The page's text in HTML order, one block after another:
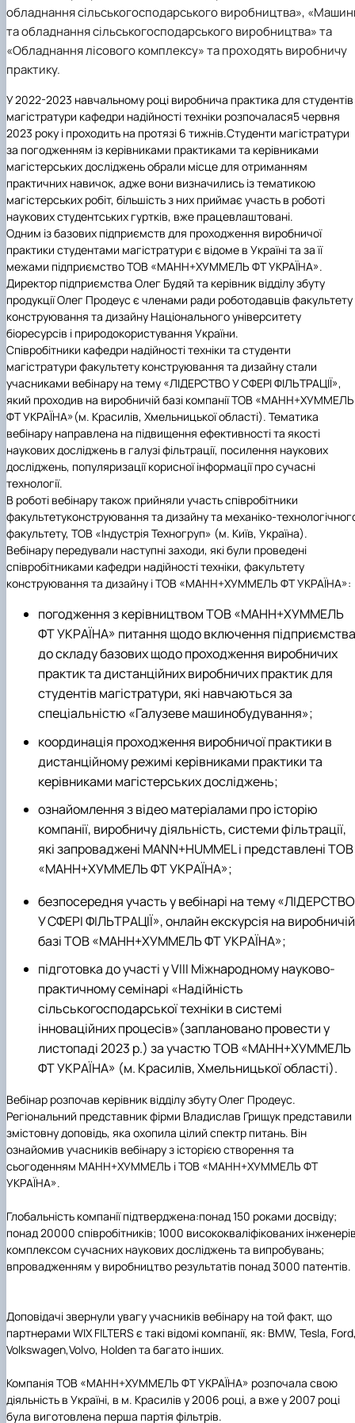
Іноземні мови
Працевлаштування
Їдальні та буфети
Студентські квитки
Центр вивчення мов
Психологічна підтримка
Інклюзивне середовище
Рада молодих вчених
Наукові школи
Методичні рекомендації, пам'ятки
Форми документів
ЦКНО «Агропромисловий комплекс, лісове і
садово-паркове господарство, ветеринарна
Обладнання НУБіП України
Біоетична комісія
Наукові видання
Звіт про проведення НТЗ
Наукові журнали НУБіП України (English)
Пам'ятка про проведення науково-
заходів
Порядок планування та організації
проведення НТЗ
Результати науково-технічних заходів
Монографії
Наука для бізнесу
Каталог наукових послуг
«SEB-2025»
Наглядова рада
Рада роботодавців
Благодійний фонд «Голосіївська ініціатива
Історія університету
Видатні випускники та працівники
Звіт ректора
Пам'яті захисників України
Пресслужба
Університетський кур'єр
Вибори ректора
Програма розвитку університету
ініціатива – 2025»
Доступ до публічної інформації
Державні закупівлі
Офіційна символіка
Антикорупційні заходи
виявлення корупції
Положення про антикорупційного
уповноваженого НУБіП України
Національні нормативно-правові акти
Нормативно-правові акти НУБіП України
Інформаційні ресурси НАЗК
Методичні роз’яснення НАЗК
Антикорупційні заходи
Контактна інформація
обладнання сільськогосподарського виробництва»,
та обладнання сільськогосподарського виробництва» та
«Обладнання лісового комплексу»та проходять виробничу
практику.
У 2022-2023 навчальному році виробнича практика для студентів
магістратури кафедри надійності техніки розпочалася5 червня
2023 року і проходить на протязі 6 тижнів.Студенти магістратури
за погодженням із керівниками практиками та керівниками
магістерських досліджень обрали місце для отриманням
практичних навичок, адже вони визначились із тематикою
магістерських робіт, більшість з них приймає участь в роботі
наукових студентських гуртків, вже працевлаштовані.
Одним із базових підприємств для проходження виробничої
практики студентами магістратури є відоме в Україні та за її
межами підприємствоТОВ «МАНН+ХУММЕЛЬ ФТ УКРАЇНА».
Директор підприємства Олег Будяй та керівник відділу збуту
продукціїОлег Продеус є членами ради роботодавців факультету
конструювання та дизайну Національного університету
біоресурсів і природокористування України.
Співробітники кафедри надійності техніки та студенти
магістратури факультету конструювання та дизайнустали
учасниками вебінару на тему «ЛІДЕРСТВО У СФЕРІ ФІЛЬТРАЦІЇ»,
який проходив на виробничій базі компаніїТОВ «МАНН+ХУММЕЛЬ
ФТ УКРАЇНА»(м. Красилів, Хмельницької області). Тематика
вебінару направлена на підвищення ефективності та якості
наукових досліджень в галузі фільтрації, посилення наукових
досліджень, популяризації корисної інформації про сучасні
технології.
В роботі вебінару також прийняли участь співробітники
факультетуконструювання та дизайну та механіко-
факультету, ТОВ «Індустрія Техногруп» (м. Київ, Україна).
Вебінару передували наступні заходи, які були проведені
співробітниками кафедри надійності техніки, факультету
конструювання та дизайну і ТОВ «МАНН+ХУММЕЛЬ ФТ УКРАЇНА»:
погодження з керівництвомТОВ «МАНН+ХУММЕЛЬ
ФТ УКРАЇНА» питання щодо включення підприємства
до складу базових щодо проходження виробничих
практик та дистанційних виробничих практик для
студентів магістратури, які навчаються за
спеціальністю «Галузеве машинобудування»;
координація проходження виробничої практики в
дистанційному режимі керівниками практики та
керівниками магістерських досліджень;
ознайомлення з відео матеріалами про історію
компанії, виробничу діяльність, системи фільтрації,
які запроваджені MANN+HUMMELі представленіТОВ
«МАНН+ХУММЕЛЬ ФТ УКРАЇНА»;
безпосередня участь у вебінарі на тему«ЛІДЕРСТВО
У СФЕРІ ФІЛЬТРАЦІЇ»,онлайн екскурсія на виробничій
базіТОВ «МАНН+ХУММЕЛЬ ФТ УКРАЇНА»;
підготовка до участі у VІІІ Міжнародному науково-
практичному семінарі «Надійність
сільськогосподарської техніки в системі
інноваційних процесів»(заплановано провести у
листопаді 2023 р.) за участюТОВ «МАНН+ХУММЕЛЬ
ФТ УКРАЇНА» (м. Красилів, Хмельницької області).
Вебінар розпочав керівник відділу збутуОлег Продеус.
Регіональний представник фірми Владислав Грищук представили
змістовну доповідь, яка охопила цілий спектр питань. Він
ознайомив учасників вебінару з історією створення та
сьогоденням МАНН+ХУММЕЛЬ іТОВ «МАНН+ХУММЕЛЬ ФТ
УКРАЇНА».
Глобальність компанії підтверджена:понад 150 роками досвіду;
понад 20000 співробітників; 1000 висококваліфікованих
комплексом сучасних наукових досліджень та випробувань;
впровадженням у виробництво результатів понад 3000 патентів.
Доповідачі звернули увагу учасників вебінару на той факт, що
партнерами WIX FILTERSє такі відомі компанії, як: BMW, Tesla,
Volkswagen,Volvo, Holdenта багато інших.
Компанія ТОВ «МАНН+ХУММЕЛЬ ФТ УКРАЇНА» розпочала свою
діяльність в Україні, в м. Красилів у 2006 році, а вже у 2007 році
була виготовлена перша партія фільтрів.